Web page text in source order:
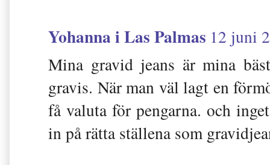
Yohanna i Las Palmas 12 juni
Mina gravid jeans är mina
gravis. När man väl lagt en
få valuta för pengarna. och
in på rätta ställena som